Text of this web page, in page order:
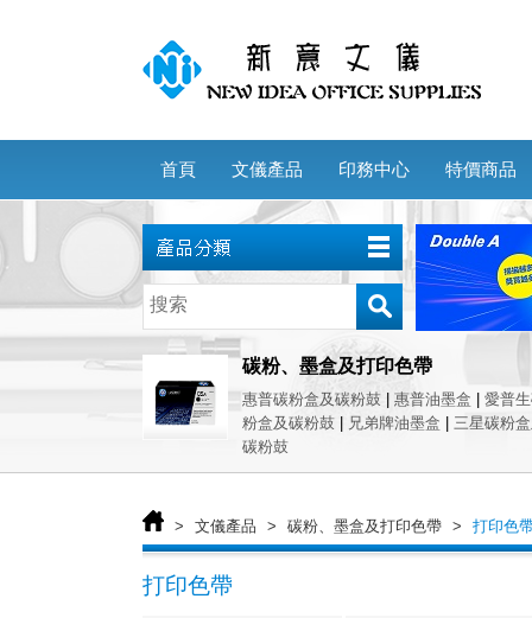
首頁 文儀產品 印務中心 特價商品
碳粉、墨盒及打印色帶
惠普碳粉盒及碳粉鼓 惠普油墨盒
愛普
粉盒及碳粉鼓
兄弟牌油墨盒
三星碳粉
碳粉鼓
> 文儀產品 > 碳粉、墨盒及打印色帶 > 打印色
打印色帶